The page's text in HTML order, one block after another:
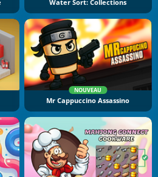
Water Sort: Collections
NOUVEAU
Mr Cappuccino Assassino